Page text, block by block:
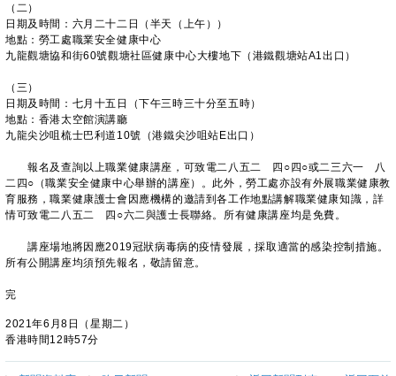
（二）
日期及時間：六月二十二日（半天（上午））
地點：勞工處職業安全健康中心
九龍觀塘協和街60號觀塘社區健康中心大樓地下（港鐵觀塘站A1出口）
（三）
日期及時間：七月十五日（下午三時三十分至五時）
地點：香港太空館演講廳
九龍尖沙咀梳士巴利道10號（港鐵尖沙咀站E出口）
報名及查詢以上職業健康講座，可致電二八五二 四○四○或二三六一 八
二四○（職業安全健康中心舉辦的講座）。此外，勞工處亦設有外展職業健康教
育服務，職業健康護士會因應機構的邀請到各工作地點講解職業健康知識，詳
情可致電二八五二 四○六二與護士長聯絡。所有健康講座均是免費。
講座場地將因應2019冠狀病毒病的疫情發展，採取適當的感染控制措施。
所有公開講座均須預先報名，敬請留意。
完
2021年6月8日（星期二）
香港時間12時57分